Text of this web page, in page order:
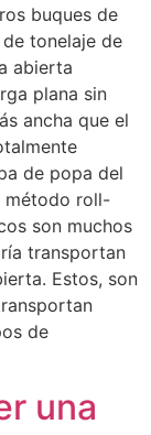
buques de
tonelaje de
abierta
plana sin
ancha que el
de popa del
método roll-
son muchos
transportan
Estos, son
de
una